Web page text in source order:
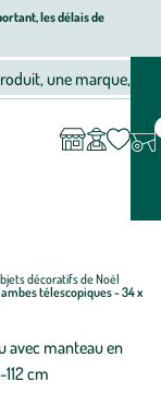
les délais de
alimentation bio
une marque, un
compte
décoratifs de Noël
télescopiques - 34 x